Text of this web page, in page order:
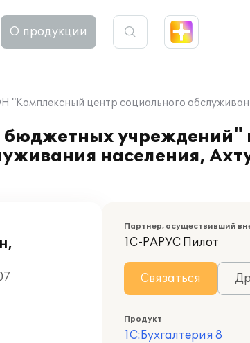
О продукции
центр социального
бюджетных
населения,
Партнер, осуществивший
1С-РАРУС Пилот
Связаться
Продукт
1С:Бухгалтерия 8